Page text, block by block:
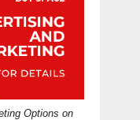
Options on